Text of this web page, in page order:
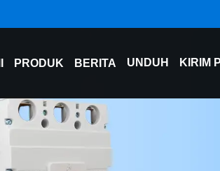
PRODUK BERITA UNDUH KIRIM